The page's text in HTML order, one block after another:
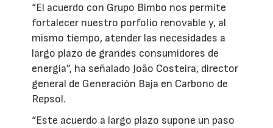
“El acuerdo con Grupo Bimbo nos permite
fortalecer nuestro porfolio renovable y, al
mismo tiempo, atender las necesidades a
largo plazo de grandes consumidores de
energía”, ha señalado João Costeira, director
general de Generación Baja en Carbono de
Repsol.
“Este acuerdo a largo plazo supone un paso